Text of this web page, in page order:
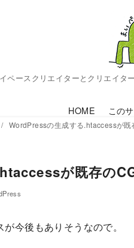
ペースクリエイターとクリエイタ
HOME この
WordPressの生成する.htaccessが既
が既存の
今後もありそうなので。